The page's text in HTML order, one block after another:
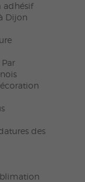
adhésif
Dijon
des